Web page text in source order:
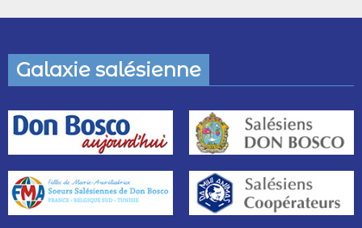
Galaxie salésienne